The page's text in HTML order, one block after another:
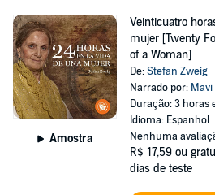
Amostra
Veinticuatro
mujer [Twenty
of a Woman]
De:Stefan Zweig
Narrado por:
Duração: 3 horas
Idioma: Espanhol
Nenhuma
R$ 17,59 ou
dias de teste